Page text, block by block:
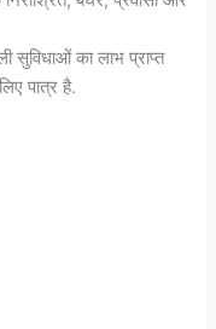
सुविधाओं का लाभ प्राप्त
पात्र है.